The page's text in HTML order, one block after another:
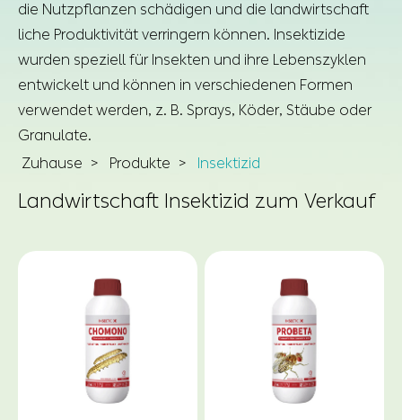
die Nutzpflanzen schädigen und die landwirtschaft
liche Produktivität verringern können. Insektizide
wurden speziell für Insekten und ihre Lebenszyklen
entwickelt und können in verschiedenen Formen
verwendet werden, z. B. Sprays, Köder, Stäube oder
Granulate.
Zuhause
Produkte Insektizid
Landwirtschaft Insektizid zum Verkauf